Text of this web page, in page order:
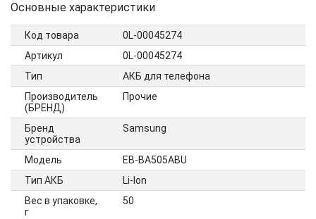
Основные характеристики
Код товара
0L-00045274
Артикул
0L-00045274
Тип
АКБ для телефона
Производитель
(БРЕНД)
Прочие
Бренд
устройства
Samsung
Модель
EB-BA505ABU
Тип АКБ
Li-Ion
Вес в упаковке,
г
50